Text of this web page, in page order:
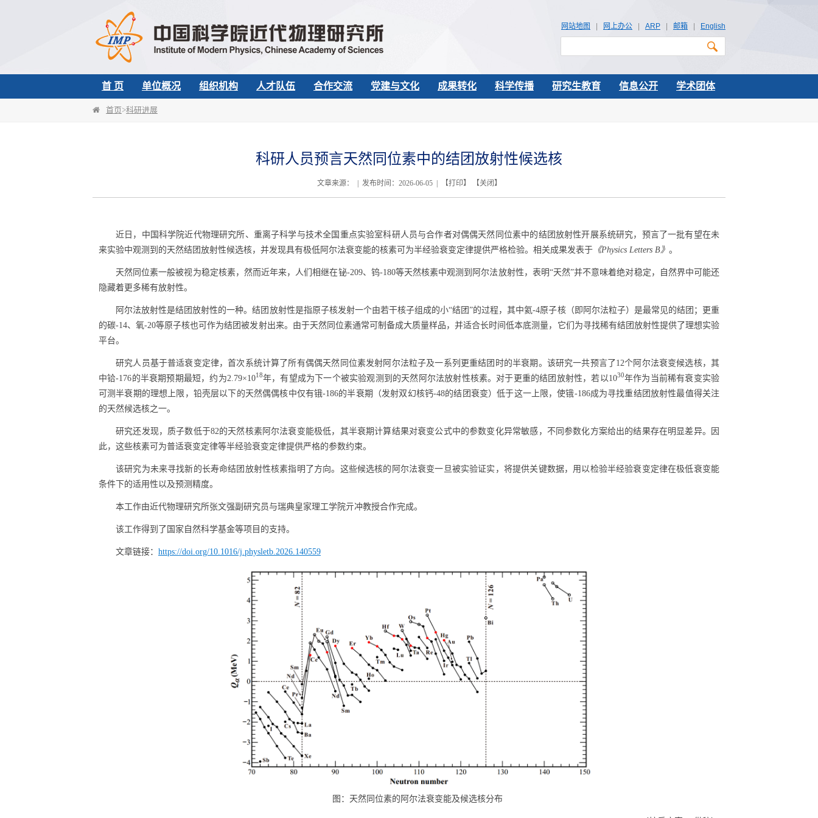
网站地图 网上办公| ARP| 邮箱 English
首 页 单位概况 组织机构 人才队伍 合作交流 党建与文化 成果转化 科学传播 研究生教育 信息公开 学术团体
首页>科研进展
科研人员预言天然同位素中的结团放射性候选核
文章来源： | 发布时间：2026-06-05 | 【打印】 【关闭 】
近日，中国科学院近代物理研究所、重离子科学与技术全国重点实验室科研人员与合作者对偶偶天然同位素中的结团放射性开展系统研究，预言了一批有望在未
来实验中观测到的天然结团放射性候选核，并发现具有极低阿尔法衰变能的核素可为半经验衰变定律提供严格检验。相关成果发表于 《Physics Letters B》 。
天然同位素一般被视为稳定核素，然而近年来，人们相继在铋-209、钨-180等天然核素中观测到阿尔法放射性，表明“天然”并不意味着绝对稳定，自然界中可能还
隐藏着更多稀有放射性。
阿尔法放射性是结团放射性的一种。结团放射性是指原子核发射一个由若干核子组成的小“结团”的过程，其中氦-4原子核（即阿尔法粒子）是最常见的结团；更重
的碳-14、氧-20等原子核也可作为结团被发射出来。由于天然同位素通常可制备成大质量样品，并适合长时间低本底测量，它们为寻找稀有结团放射性提供了理想实验
平台。
研究人员基于普适衰变定律，首次系统计算了所有偶偶天然同位素发射阿尔法粒子及一系列更重结团时的半衰期。该研究一共预言了12个阿尔法衰变候选核，其
中铪-176的半衰期预期最短，约为2.79×1018年，有望成为下一个被实验观测到的天然阿尔法放射性核素。对于更重的结团放射性，若以 1030年作为当前稀有衰变实验
可测半衰期的理想上限，铅壳层以下的天然偶偶核中仅有锇-186的半衰期（发射双幻核钙-48的结团衰变）低于这一上限，使锇-186成为寻找重结团放射性最值得关注
的天然候选核之一。
研究还发现，质子数低于82的天然核素阿尔法衰变能极低，其半衰期计算结果对衰变公式中的参数变化异常敏感，不同参数化方案给出的结果存在明显差异。因
此，这些核素可为普适衰变定律等半经验衰变定律提供严格的参数约束。
该研究为未来寻找新的长寿命结团放射性核素指明了方向。这些候选核的阿尔法衰变一旦被实验证实，将提供关键数据，用以检验半经验衰变定律在极低衰变能
条件下的适用性以及预测精度。
本工作由近代物理研究所张文强副研究员与瑞典皇家理工学院亓冲教授合作完成。
该工作得到了国家自然科学基金等项目的支持。
文章链接： https://doi.org/10.1016/j.physletb.2026.140559
图：天然同位素的阿尔法衰变能及候选核分布